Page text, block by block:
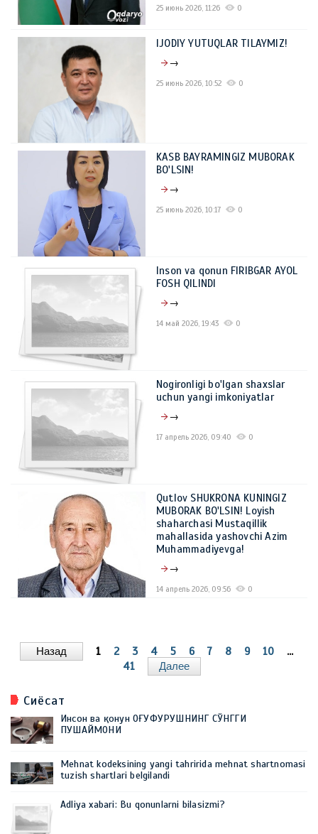
25 июнь 2026, 11:26 0
IJODIY YUTUQLAR TILAYMIZ!
→
25 июнь 2026, 10:52 0
KASB BAYRAMINGIZ MUBORAK
BO'LSIN!
→
25 июнь 2026, 10:17 0
Inson va qonun FIRIBGAR AYOL
FOSH QILINDI
→
14 май 2026, 19:43 0
Nogironligi bo'lgan shaxslar
uchun yangi imkoniyatlar
→
17 апрель 2026, 09:40 0
Qutlov SHUKRONA KUNINGIZ
MUBORAK BO'LSIN! Loyish
shaharchasi Mustaqillik
mahallasida yashovchi Azim
Muhammadiyevga!
→
14 апрель 2026, 09:56 0
Назад 1 2 3 4 5 6 7 8 9 10
...
41
Далее
Сиёсат
Инсон ва қонун ОҒУФУРУШНИНГ СЎНГГИ
ПУШАЙМОНИ
Mehnat kodeksining yangi tahririda mehnat shartnomasi
tuzish shartlari belgilandi
Adliya xabari: Bu qonunlarni bilasizmi?